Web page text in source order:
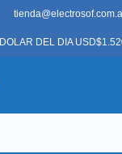
DOLAR DEL DIA